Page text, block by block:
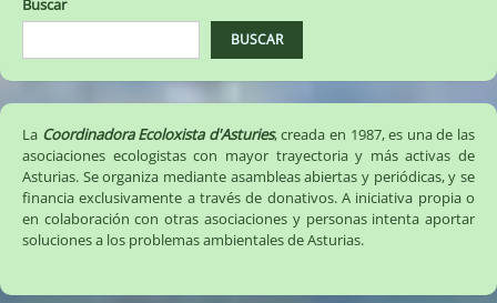
Buscar
BUSCAR
La Coordinadora Ecoloxista d'Asturies, creada en 1987, es una de las
asociaciones ecologistas con mayor trayectoria y más activas de
Asturias. Se organiza mediante asambleas abiertas y periódicas, y se
financia exclusivamente a través de donativos. A iniciativa propia o
en colaboración con otras asociaciones y personas intenta aportar
soluciones a los problemas ambientales de Asturias.